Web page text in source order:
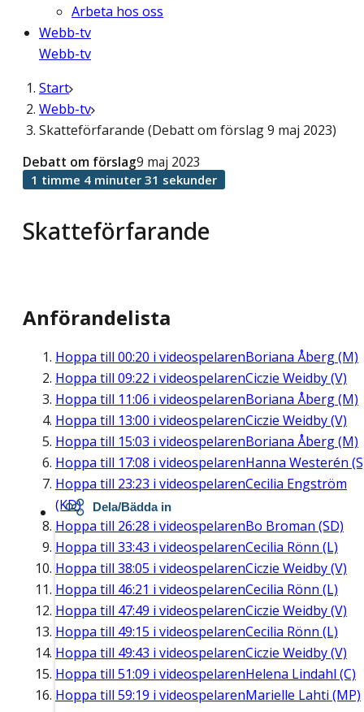
Arbeta hos oss
Webb-tv
Webb-tv
Start
Webb-tv
Skatteförfarande (Debatt om förslag 9 maj 2023)
Skatteförfarande
Debatt om förslag9 maj 2023
1 timme 4 minuter 31 sekunder
Anförandelista
Hoppa till 00:20 i videospelarenBoriana Åberg (M)
Hoppa till 09:22 i videospelarenCiczie Weidby (V)
Hoppa till 11:06 i videospelarenBoriana Åberg (M)
Hoppa till 13:00 i videospelarenCiczie Weidby (V)
Hoppa till 15:03 i videospelarenBoriana Åberg (M)
Hoppa till 17:08 i videospelarenHanna Westerén
Hoppa till 23:23 i videospelarenCecilia Engström
(KD)
Hoppa till 26:28 i videospelarenBo Broman (SD)
Hoppa till 33:43 i videospelarenCecilia Rönn (L)
Hoppa till 38:05 i videospelarenCiczie Weidby (V)
Hoppa till 46:21 i videospelarenCecilia Rönn (L)
Hoppa till 47:49 i videospelarenCiczie Weidby (V)
Hoppa till 49:15 i videospelarenCecilia Rönn (L)
Hoppa till 49:43 i videospelarenCiczie Weidby (V)
Hoppa till 51:09 i videospelarenHelena Lindahl (C)
Hoppa till 59:19 i videospelarenMarielle Lahti (MP)
Dela/Bädda in